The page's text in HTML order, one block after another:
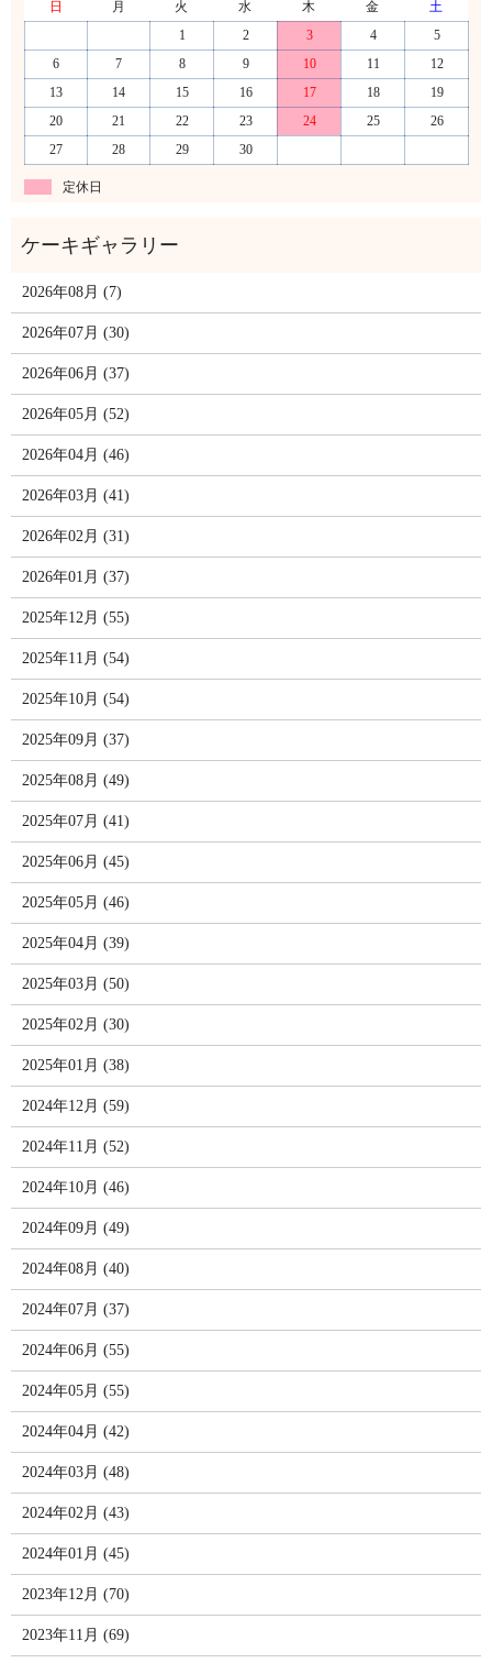
日
月 火 水 木 金
土
1
2 3 4
5
6
7 8 9 10 11
12
13
14 15 16 17 18
19
20
21 22 23 24 25
26
27
28 29 30
定休日
2026年08月 (7)
2026年07月 (30)
2026年06月 (37)
2026年05月 (52)
2026年04月 (46)
2026年03月 (41)
2026年02月 (31)
2026年01月 (37)
2025年12月 (55)
2025年11月 (54)
2025年10月 (54)
2025年09月 (37)
2025年08月 (49)
2025年07月 (41)
2025年06月 (45)
2025年05月 (46)
2025年04月 (39)
2025年03月 (50)
2025年02月 (30)
2025年01月 (38)
2024年12月 (59)
2024年11月 (52)
2024年10月 (46)
2024年09月 (49)
2024年08月 (40)
2024年07月 (37)
2024年06月 (55)
2024年05月 (55)
2024年04月 (42)
2024年03月 (48)
2024年02月 (43)
2024年01月 (45)
2023年12月 (70)
2023年11月 (69)